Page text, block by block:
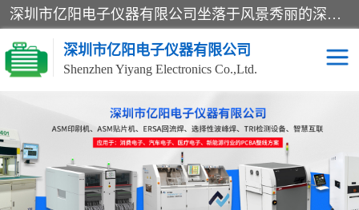
深圳市亿阳电子仪器有限公司坐落于风景秀丽的深圳市光明区，集SMT设备销售务为一体，努力为客户提供电子装配解决方案。与行业**SMT设备厂商：ASM（印刷机，锡膏检查机，贴片机），德国ERSA（爱莎）建立了稳固的代理合作关系，销售的设备一直保持**电子装配行业未来发展方向，能够满足客户各种繁杂产品的生产应用。
深圳市亿阳电子仪器有限公司
Shenzhen Yiyang Electronics Co.,Ltd.
SX全自动高速贴片机 E系列中速贴片机
NeoHorizon全自动锡膏印 选择性波峰焊